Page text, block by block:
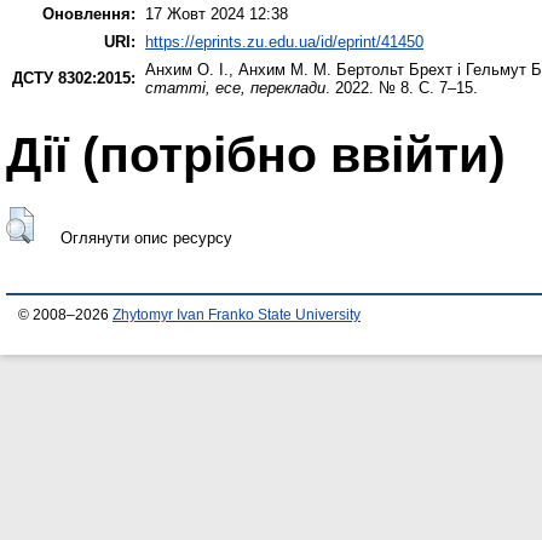
Оновлення:
17 Жовт 2024 12:38
URI:
https://eprints.zu.edu.ua/id/eprint/41450
ДСТУ 8302:2015: Анхим О. І., Анхим М. М. Бертольт Брехт і Гельмут
статті, есе, переклади. 2022. № 8. С. 7–15.
Дії ​​(потрібно ввійти)
Оглянути опис ресурсу
© 2008–2026 Zhytomyr Ivan Franko State University